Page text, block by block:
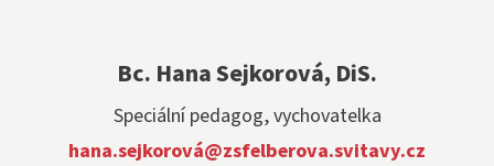
Bc. Hana Sejkorová, DiS.
Speciální pedagog, vychovatelka
hana.sejkorová@zsfelberova.svitavy.cz